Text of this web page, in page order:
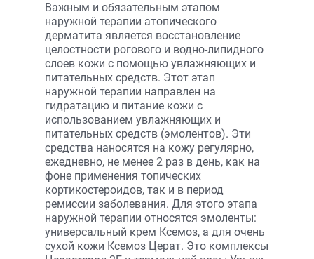
Важным и обязательным этапом
наружной терапии атопического
дерматита является восстановление
целостности рогового и водно-липидного
слоев кожи с помощью увлажняющих и
питательных средств. Этот этап
наружной терапии направлен на
гидратацию и питание кожи с
использованием увлажняющих и
питательных средств (эмолентов). Эти
средства наносятся на кожу регулярно,
ежедневно, не менее 2 раз в день, как на
фоне применения топических
кортикостероидов, так и в период
ремиссии заболевания. Для этого этапа
наружной терапии относятся эмоленты:
универсальный крем Ксемоз, а для очень
сухой кожи Ксемоз Церат. Это комплексы